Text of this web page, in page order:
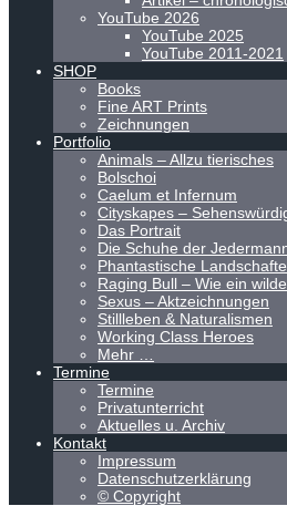
YouTube 2026
YouTube 2025
YouTube 2011-2021
SHOP
Books
Fine ART Prints
Zeichnungen
Portfolio
Animals – Allzu tierisches
Bolschoi
Caelum et Infernum
Cityskapes –
Das Portrait
Die Schuhe der
Phantastische
Raging Bull – Wie ein
Sexus – Aktzeichnungen
Stillleben & Naturalismen
Working Class Heroes
Mehr …
Termine
Termine
Privatunterricht
Aktuelles u. Archiv
Kontakt
Impressum
Datenschutzerklärung
© Copyright